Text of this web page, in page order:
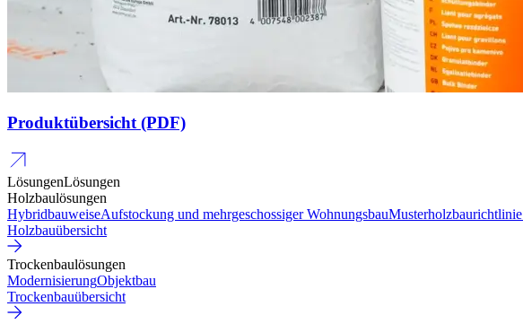
Produktübersicht (PDF)
LösungenLösungen
Holzbaulösungen
HybridbauweiseAufstockung und mehrgeschossiger WohnungsbauMusterholzbaurichtlinie
Holzbauübersicht
Trockenbaulösungen
ModernisierungObjektbau
Trockenbauübersicht